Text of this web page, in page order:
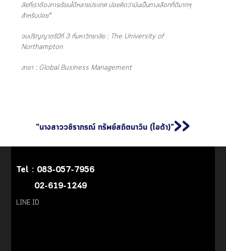
ลัยที่เราต้องการเรียนได้หลายประเทศ ปอยคิดว่ามันเป็นทางเลือกที่ดีมากๆ
สำหรับปอย”
จบปริญญาตรีปีที่ 3 ที่มหาวิทยาลัย : The University of
Northampton
สาขา : Global Business Management
"นางสาววชิราภรณ์ ทรัพย์สถิตนาวิน (ไอด้า)">>
Tel : 083-057-7956
02-619-1249
LINE ID